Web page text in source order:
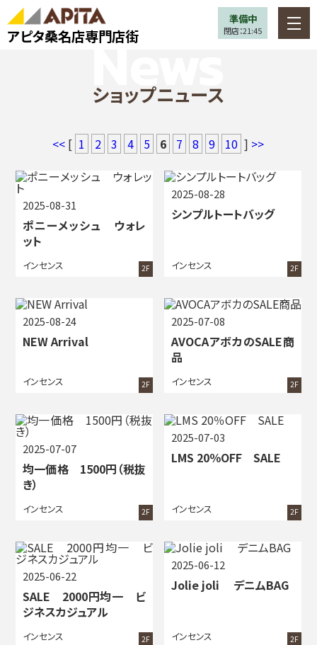
アピタ桑名店専門店街
準備中
閉店：21:45
ショップニュース
<< [ 1 2 3 4 5 6 7 8 9 10 ] >>
2025-08-31
ポニーメッシュ ウォレ
ット
インセンス 2F
2025-08-28
シンプルトートバッグ
インセンス 2F
2025-08-24
NEW Arrival
インセンス 2F
2025-07-08
AVOCAアボカのSALE商
品
インセンス 2F
2025-07-07
均一価格 1500円（税抜
き）
インセンス 2F
2025-07-03
LMS 20％OFF SALE
インセンス 2F
2025-06-22
SALE 2000円均一 ビ
ジネスカジュアル
インセンス 2F
2025-06-12
Jolie joli デニムBAG
インセンス 2F